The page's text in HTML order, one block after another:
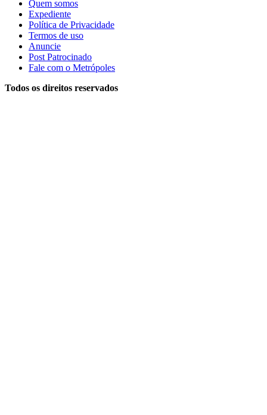
Quem somos
Expediente
Política de Privacidade
Termos de uso
Anuncie
Post Patrocinado
Fale com o Metrópoles
Todos os direitos reservados